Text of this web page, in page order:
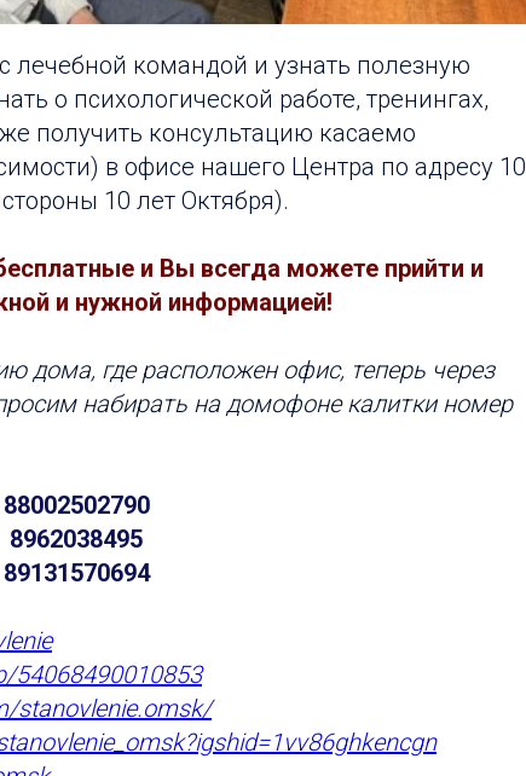
лечебной командой и узнать полезную
о психологической работе, тренингах,
получить консультацию касаемо
в офисе нашего Центра по адресу 10
10 лет Октября).
и Вы всегда можете прийти и
и нужной информацией!
дома, где расположен офис, теперь через
набирать на домофоне калитки номер
88002502790
8962038495
89131570694
54068490010853
stanovlenie.omsk/